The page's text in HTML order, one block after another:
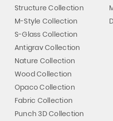
Structure Collection
M-Style Collection
S-Glass Collection
Antigrav Collection
Nature Collection
Wood Collection
Opaco Collection
Fabric Collection
Punch 3D Collection